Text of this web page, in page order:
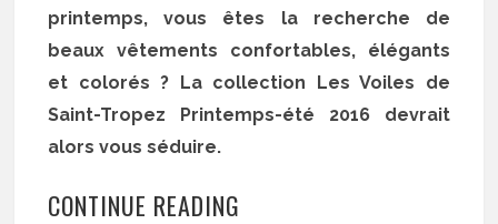
printemps, vous êtes la recherche de
beaux vêtements confortables, élégants
et colorés ? La collection Les Voiles de
Saint-Tropez Printemps-été 2016 devrait
alors vous séduire.
CONTINUE READING